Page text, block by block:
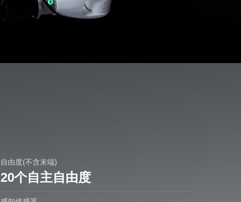
自由度(不含末端)
20个自主自由度